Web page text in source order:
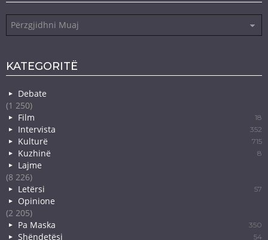
KATEGORITË
Debate
(1 250)
Film
18
Intervista 352
Kulturë 715
Kuzhinë 8
Lajme
(8 226)
Letërsi
57
Opinione
(2 205)
Pa Maska
350
Shëndetësi 54